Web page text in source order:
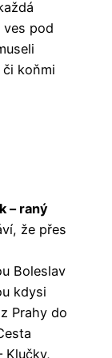
pod
koňmi
– raný
že přes
Boleslav
kdysi
Prahy do
Klučky,